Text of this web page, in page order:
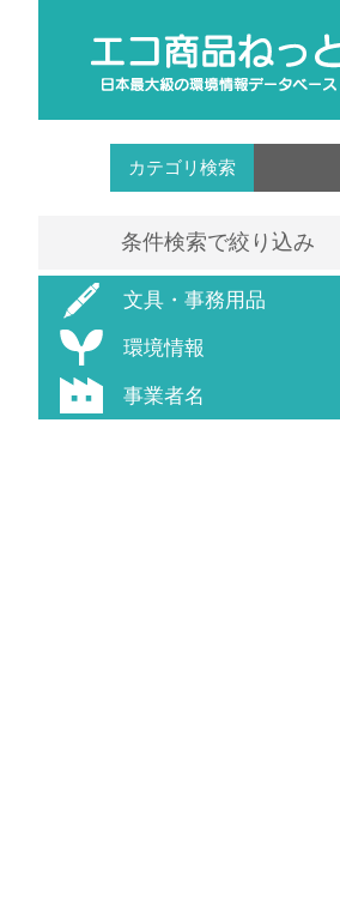
カテゴリ検索
条件検索で絞り込み
文具・事務用品
環境情報
事業者名